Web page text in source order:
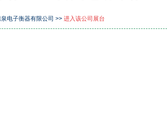
电子衡器有限公司 >> 进入该公司展台